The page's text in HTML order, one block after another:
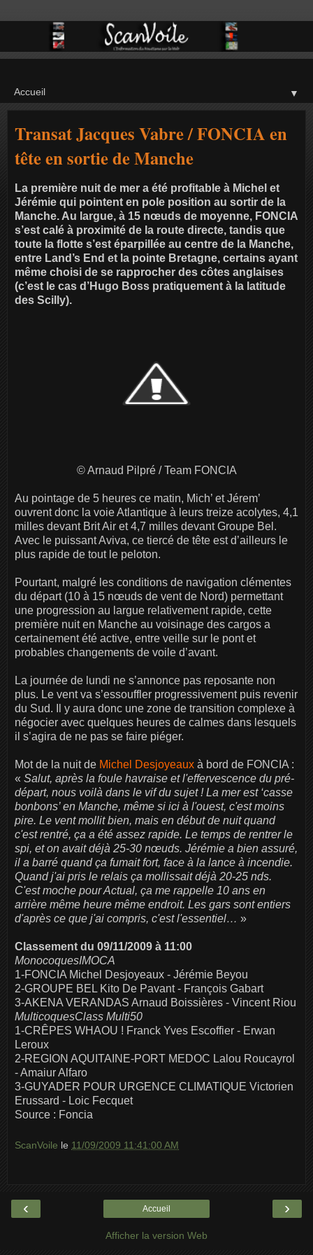
▼
Transat Jacques Vabre / FONCIA en
tête en sortie de Manche
La première nuit de mer a été profitable à Michel et
Jérémie qui pointent en pole position au sortir de la
Manche. Au largue, à 15 nœuds de moyenne, FONCIA
s’est calé à proximité de la route directe, tandis que
toute la flotte s’est éparpillée au centre de la Manche,
entre Land’s End et la pointe Bretagne, certains ayant
même choisi de se rapprocher des côtes anglaises
(c’est le cas d’Hugo Boss pratiquement à la latitude
des Scilly).
© Arnaud Pilpré / Team FONCIA
Au pointage de 5 heures ce matin, Mich’ et Jérem’
ouvrent donc la voie Atlantique à leurs treize acolytes, 4,1
milles devant Brit Air et 4,7 milles devant Groupe Bel.
Avec le puissant Aviva, ce tiercé de tête est d’ailleurs le
plus rapide de tout le peloton.
Pourtant, malgré les conditions de navigation clémentes
du départ (10 à 15 nœuds de vent de Nord) permettant
une progression au largue relativement rapide, cette
première nuit en Manche au voisinage des cargos a
certainement été active, entre veille sur le pont et
probables changements de voile d’avant.
La journée de lundi ne s’annonce pas reposante non
plus. Le vent va s’essouffler progressivement puis revenir
du Sud. Il y aura donc une zone de transition complexe à
négocier avec quelques heures de calmes dans lesquels
il s’agira de ne pas se faire piéger.
Mot de la nuit de Michel Desjoyeaux à bord de FONCIA :
« Salut, après la foule havraise et l'effervescence du pré-
départ, nous voilà dans le vif du sujet ! La mer est ‘casse
bonbons’ en Manche, même si ici à l'ouest, c'est moins
pire. Le vent mollit bien, mais en début de nuit quand
c'est rentré, ça a été assez rapide. Le temps de rentrer le
spi, et on avait déjà 25-30 nœuds. Jérémie a bien assuré,
il a barré quand ça fumait fort, face à la lance à incendie.
Quand j'ai pris le relais ça mollissait déjà 20-25 nds.
C'est moche pour Actual, ça me rappelle 10 ans en
arrière même heure même endroit. Les gars sont entiers
d'après ce que j'ai compris, c'est l'essentiel… »
Classement du 09/11/2009 à 11:00
MonocoquesIMOCA
1-FONCIA Michel Desjoyeaux - Jérémie Beyou
2-GROUPE BEL Kito De Pavant - François Gabart
3-AKENA VERANDAS Arnaud Boissières - Vincent Riou
MulticoquesClass Multi50
1-CRÊPES WHAOU ! Franck Yves Escoffier - Erwan
Leroux
2-REGION AQUITAINE-PORT MEDOC Lalou Roucayrol
- Amaiur Alfaro
3-GUYADER POUR URGENCE CLIMATIQUE Victorien
Erussard - Loic Fecquet
Source : Foncia
ScanVoile le 11/09/2009 11:41:00 AM
‹ ›
Accueil
Afficher la version Web